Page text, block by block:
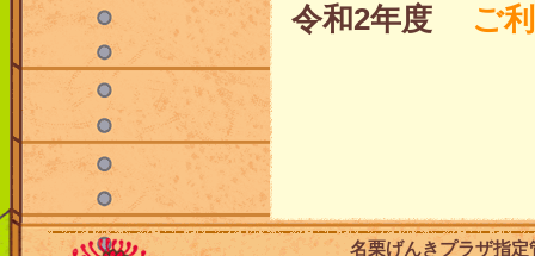
令和2年度 ご
名栗げんきプラザ指